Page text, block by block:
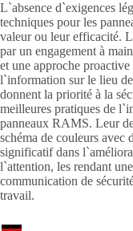
L`absence d`exigences
techniques pour les
valeur ou leur efficacité.
par un engagement à
et une approche
l`information sur le lieu
donnent la priorité à la
meilleures pratiques de
panneaux RAMS. Leur
schéma de couleurs avec
significatif dans
l`attention, les rendant
communication de
travail.